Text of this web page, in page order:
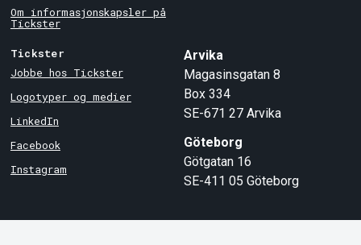
Om informasjonskapsler på
Tickster
Tickster
Jobbe hos Tickster
Logotyper og medier
LinkedIn
Facebook
Instagram
Arvika
Magasinsgatan 8
Box 334
SE-671 27 Arvika
Göteborg
Götgatan 16
SE-411 05 Göteborg